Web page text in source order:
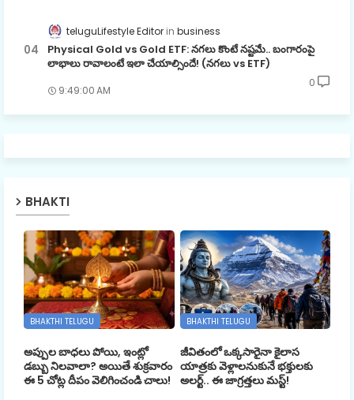
teluguLifestyle Editor business
Physical Gold vs Gold ETF: నగలు కొంటే నష్టమే.. బంగారంపై
లాభాలు రావాలంటే ఇలా చేయాల్సిందే! (నగలు vs ETF)
9:49:00 AM
0
BHAKTI
BHAKTHI TELUGU
అప్పుల బాధలు పోయి, ఇంట్లో
డబ్బు నిలవాలా? అయితే శుక్రవారం
ఈ 5 చోట్ల దీపం వెలిగించండి చాలు!
BHAKTHI TELUGU
జీవితంలో ఒక్కసారైనా కైలాస
యాత్రకు వెళ్లాలనుకునే భక్తులకు
అలర్ట్.. ఈ జాగ్రత్తలు మస్ట్!